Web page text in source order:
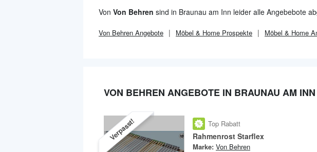
Von Von Behren sind in Braunau am Inn leider alle Angebebote
Von Behren Angebote Möbel & Home Prospekte Möbel & Home
VON BEHREN ANGEBOTE IN BRAUNAU AM INN
Verpasst! Top Rabatt
Rahmenrost Starflex
Marke: Von Behren